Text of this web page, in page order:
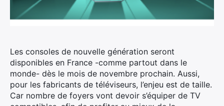
Les consoles de nouvelle génération seront
disponibles en France -comme partout dans le
monde- dès le mois de novembre prochain. Aussi,
pour les fabricants de téléviseurs, l’enjeu est de taille.
Car nombre de foyers vont devoir s’équiper de TV